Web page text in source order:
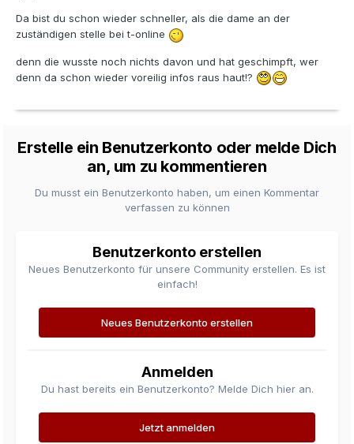
Da bist du schon wieder schneller, als die dame an der
zuständigen stelle bei t-online
denn die wusste noch nichts davon und hat geschimpft, wer
denn da schon wieder voreilig infos raus haut!?
Erstelle ein Benutzerkonto oder melde Dich
an, um zu kommentieren
Du musst ein Benutzerkonto haben, um einen Kommentar
verfassen zu können
Benutzerkonto erstellen
Neues Benutzerkonto für unsere Community erstellen. Es ist
einfach!
Neues Benutzerkonto erstellen
Anmelden
Du hast bereits ein Benutzerkonto? Melde Dich hier an.
Jetzt anmelden